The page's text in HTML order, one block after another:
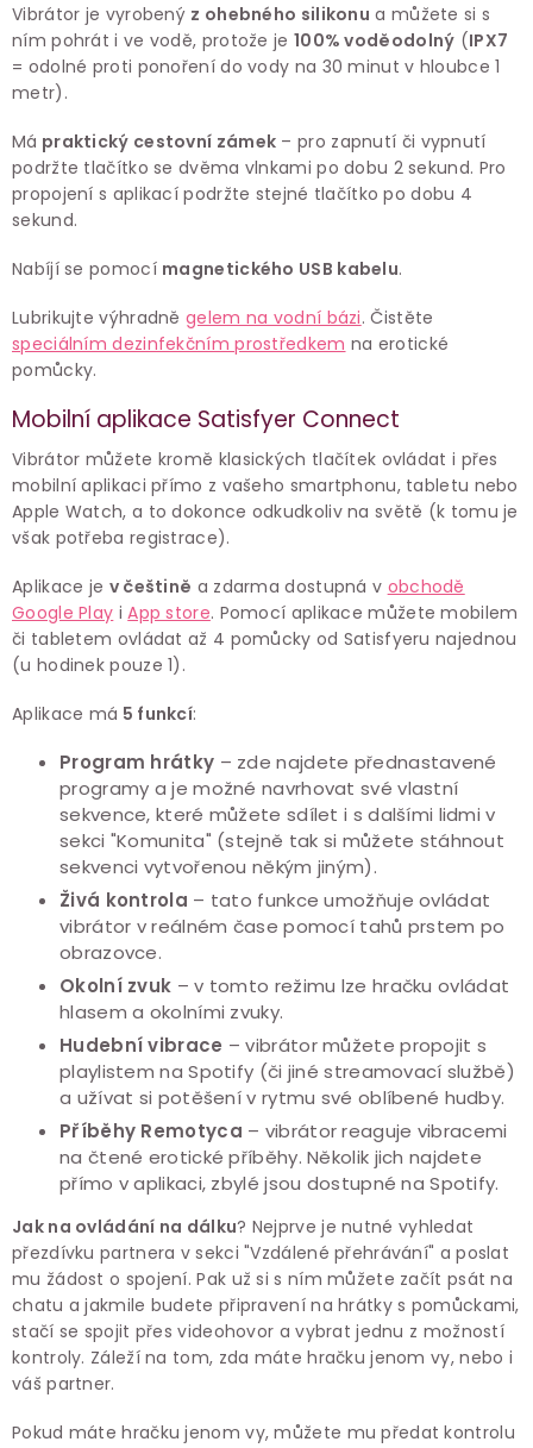
Vibrátor je vyrobený z ohebného silikonu a můžete si s
ním pohrát i ve vodě, protože je 100% voděodolný (IPX7
= odolné proti ponoření do vody na 30 minut v hloubce 1
metr).
Má praktický cestovní zámek – pro zapnutí či vypnutí
podržte tlačítko se dvěma vlnkami po dobu 2 sekund. Pro
propojení s aplikací podržte stejné tlačítko po dobu 4
sekund.
Nabíjí se pomocí magnetického USB kabelu.
Lubrikujte výhradně gelem na vodní bázi. Čistěte
speciálním dezinfekčním prostředkem na erotické
pomůcky.
Mobilní aplikace Satisfyer Connect
Vibrátor můžete kromě klasických tlačítek ovládat i přes
mobilní aplikaci přímo z vašeho smartphonu, tabletu nebo
Apple Watch, a to dokonce odkudkoliv na světě (k tomu je
však potřeba registrace).
Aplikace je v češtině a zdarma dostupná v obchodě
Google Play iApp store. Pomocí aplikace můžete mobilem
či tabletem ovládat až 4 pomůcky od Satisfyeru najednou
(u hodinek pouze 1).
Aplikace má 5 funkcí:
Program hrátky – zde najdete přednastavené
programy a je možné navrhovat své vlastní
sekvence, které můžete sdílet i s dalšími lidmi v
sekci "Komunita" (stejně tak si můžete stáhnout
sekvenci vytvořenou někým jiným).
Živá kontrola – tato funkce umožňuje ovládat
vibrátor v reálném čase pomocí tahů prstem po
obrazovce.
Okolní zvuk – v tomto režimu lze hračku ovládat
hlasem a okolními zvuky.
Hudební vibrace – vibrátor můžete propojit s
playlistem na Spotify (či jiné streamovací službě)
a užívat si potěšení v rytmu své oblíbené hudby.
Příběhy Remotyca – vibrátor reaguje vibracemi
na čtené erotické příběhy. Několik jich najdete
přímo v aplikaci, zbylé jsou dostupné na Spotify.
Jak na ovládání na dálku? Nejprve je nutné vyhledat
přezdívku partnera v sekci "Vzdálené přehrávání" a poslat
mu žádost o spojení. Pak už si s ním můžete začít psát na
chatu a jakmile budete připravení na hrátky s pomůckami,
stačí se spojit přes videohovor a vybrat jednu z možností
kontroly. Záleží na tom, zda máte hračku jenom vy, nebo i
váš partner.
Pokud máte hračku jenom vy, můžete mu předat kontrolu